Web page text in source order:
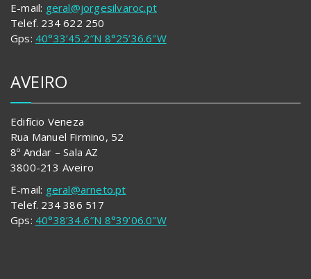
E-mail: geral@jorgesilvaroc.pt
Telef. 234 622 250
Gps: 40°33’45.2″N 8°25’36.6″W
AVEIRO
Edifício Veneza
Rua Manuel Firmino, 52
8º Andar – Sala AZ
3800-213 Aveiro
E-mail: geral@arneto.pt
Telef. 234 386 517
Gps: 40°38’34.6″N 8°39’06.0″W